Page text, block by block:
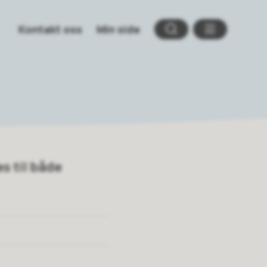
Kontakt oss Min side
Søk Meny
til både